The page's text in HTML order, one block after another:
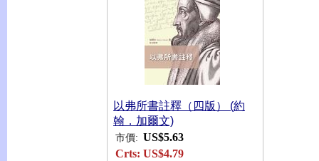
以弗所書註釋（四版） (約
翰．加爾文)
市價: US$5.63
Crts: US$4.79